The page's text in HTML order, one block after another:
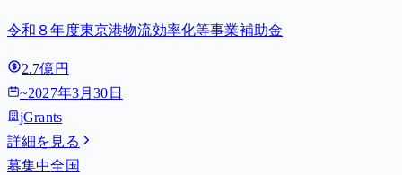
令和８年度東京港物流効率化等事業補助金
2.7億円
~2027年3月30日
jGrants
詳細を見る
募集中全国